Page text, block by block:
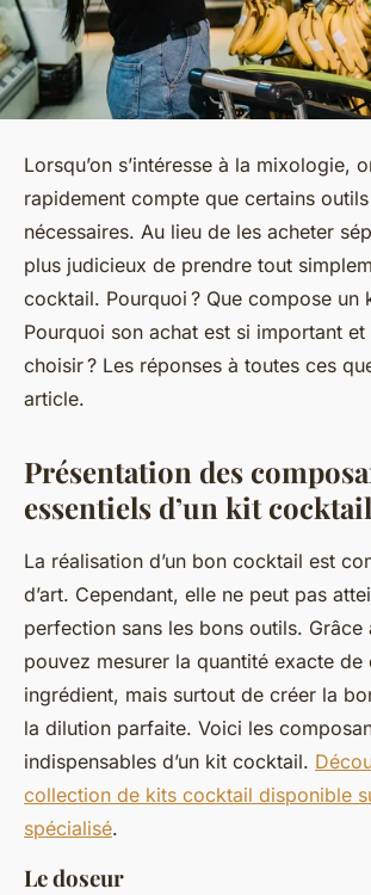
Lorsqu’on s’intéresse à la mixologie,
rapidement compte que certains
nécessaires. Au lieu de les acheter
plus judicieux de prendre tout
cocktail. Pourquoi ? Que compose un
Pourquoi son achat est si important
choisir ? Les réponses à toutes ces
article.
Présentation des
essentiels d’un kit cocktail
La réalisation d’un bon cocktail est
d’art. Cependant, elle ne peut pas
perfection sans les bons outils. Grâce
pouvez mesurer la quantité exacte de
ingrédient, mais surtout de créer la
la dilution parfaite. Voici les
indispensables d’un kit cocktail.
collection de kits cocktail disponible
spécialisé.
Le doseur